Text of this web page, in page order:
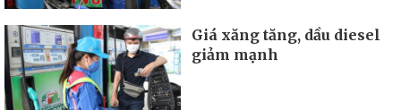
Giá xăng tăng, dầu diesel
giảm mạnh